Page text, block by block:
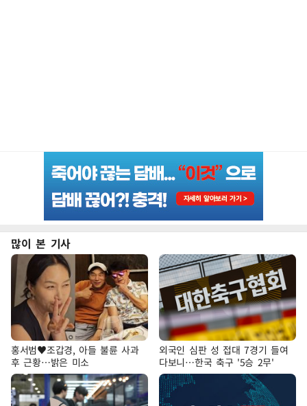
많이 본 기사
홍서범♥조갑경, 아들 불륜 사과
후 근황…밝은 미소
외국인 심판 성 접대 7경기 들여
다보니…한국 축구 '5승 2무'